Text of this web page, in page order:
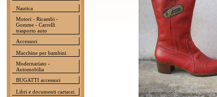
Nautica
Motori - Ricambi -
Gomme - Carrelli
trasporto auto
Accessori
Macchine per bambini
Modernariato -
Automobilia
BUGATTI accessori
Libri e documenti cartacei